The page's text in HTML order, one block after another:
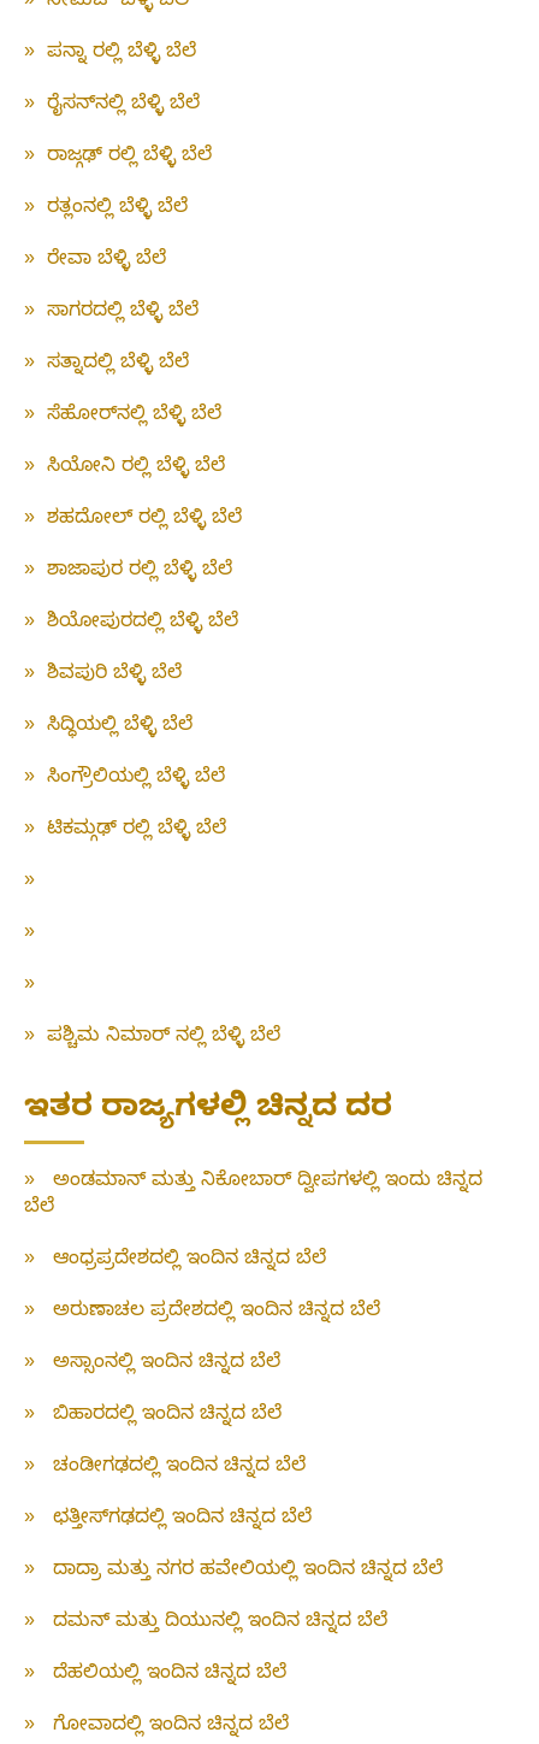
» ಪನ್ನಾ ರಲ್ಲಿ ಬೆಳ್ಳಿ ಬೆಲೆ
» ರೈಸನ್‌ನಲ್ಲಿ ಬೆಳ್ಳಿ ಬೆಲೆ
» ರಾಜ್ಗಢ್ ರಲ್ಲಿ ಬೆಳ್ಳಿ ಬೆಲೆ
» ರತ್ಲಂನಲ್ಲಿ ಬೆಳ್ಳಿ ಬೆಲೆ
» ರೇವಾ ಬೆಳ್ಳಿ ಬೆಲೆ
» ಸಾಗರದಲ್ಲಿ ಬೆಳ್ಳಿ ಬೆಲೆ
» ಸತ್ನಾದಲ್ಲಿ ಬೆಳ್ಳಿ ಬೆಲೆ
» ಸೆಹೋರ್‌ನಲ್ಲಿ ಬೆಳ್ಳಿ ಬೆಲೆ
» ಸಿಯೋನಿ ರಲ್ಲಿ ಬೆಳ್ಳಿ ಬೆಲೆ
» ಶಹದೋಲ್ ರಲ್ಲಿ ಬೆಳ್ಳಿ ಬೆಲೆ
» ಶಾಜಾಪುರ ರಲ್ಲಿ ಬೆಳ್ಳಿ ಬೆಲೆ
» ಶಿಯೋಪುರದಲ್ಲಿ ಬೆಳ್ಳಿ ಬೆಲೆ
» ಶಿವಪುರಿ ಬೆಳ್ಳಿ ಬೆಲೆ
» ಸಿದ್ಧಿಯಲ್ಲಿ ಬೆಳ್ಳಿ ಬೆಲೆ
» ಸಿಂಗ್ರೌಲಿಯಲ್ಲಿ ಬೆಳ್ಳಿ ಬೆಲೆ
» ಟಿಕಮ್ಗಢ್ ರಲ್ಲಿ ಬೆಳ್ಳಿ ಬೆಲೆ
»
»
»
» ಪಶ್ಚಿಮ ನಿಮಾರ್ ನಲ್ಲಿ ಬೆಳ್ಳಿ ಬೆಲೆ
ಇತರ ರಾಜ್ಯಗಳಲ್ಲಿ ಚಿನ್ನದ ದರ
»
ಅಂಡಮಾನ್ ಮತ್ತು ನಿಕೋಬಾರ್ ದ್ವೀಪಗಳಲ್ಲಿ ಇಂದು ಚಿನ್ನದ
ಬೆಲೆ
»
ಆಂಧ್ರಪ್ರದೇಶದಲ್ಲಿ ಇಂದಿನ ಚಿನ್ನದ ಬೆಲೆ
»
ಅರುಣಾಚಲ ಪ್ರದೇಶದಲ್ಲಿ ಇಂದಿನ ಚಿನ್ನದ ಬೆಲೆ
»
ಅಸ್ಸಾಂನಲ್ಲಿ ಇಂದಿನ ಚಿನ್ನದ ಬೆಲೆ
»
ಬಿಹಾರದಲ್ಲಿ ಇಂದಿನ ಚಿನ್ನದ ಬೆಲೆ
»
ಚಂಡೀಗಢದಲ್ಲಿ ಇಂದಿನ ಚಿನ್ನದ ಬೆಲೆ
»
ಛತ್ತೀಸ್‌ಗಢದಲ್ಲಿ ಇಂದಿನ ಚಿನ್ನದ ಬೆಲೆ
»
ದಾದ್ರಾ ಮತ್ತು ನಗರ ಹವೇಲಿಯಲ್ಲಿ ಇಂದಿನ ಚಿನ್ನದ ಬೆಲೆ
»
ದಮನ್ ಮತ್ತು ದಿಯುನಲ್ಲಿ ಇಂದಿನ ಚಿನ್ನದ ಬೆಲೆ
»
ದೆಹಲಿಯಲ್ಲಿ ಇಂದಿನ ಚಿನ್ನದ ಬೆಲೆ
»
ಗೋವಾದಲ್ಲಿ ಇಂದಿನ ಚಿನ್ನದ ಬೆಲೆ